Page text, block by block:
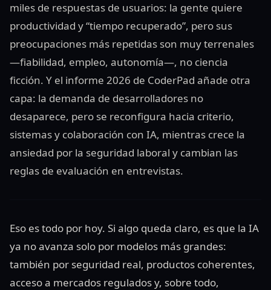
miles de respuestas de usuarios: la gente quiere
productividad y “tiempo recuperado”, pero sus
preocupaciones más repetidas son muy terrenales
—fiabilidad, empleo, autonomía—, no ciencia
ficción. Y el informe 2026 de CoderPad añade otra
capa: la demanda de desarrolladores no
desaparece, pero se reconfigura hacia criterio,
sistemas y colaboración con IA, mientras crece la
ansiedad por la seguridad laboral y cambian las
reglas de evaluación en entrevistas.
Eso es todo por hoy. Si algo queda claro, es que la IA
ya no avanza solo por modelos más grandes:
también por seguridad real, productos coherentes,
acceso a mercados regulados y, sobre todo,